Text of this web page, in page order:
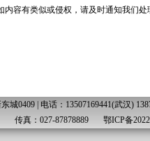
内容有类似或侵权，请及时通知我们处
0409 | 电话：13507169441(武汉)
传真：027-87878889 鄂ICP备